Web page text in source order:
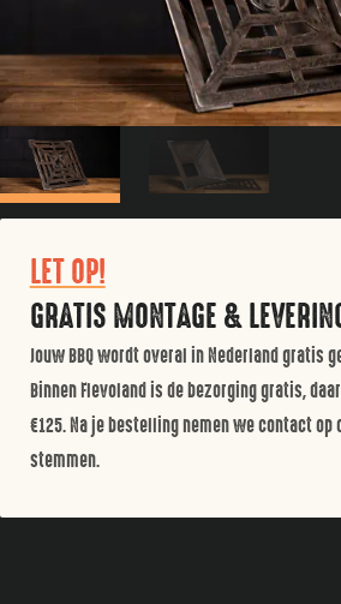
LET OP!
GRATIS MONTAGE &
Jouw BBQ wordt overal in Nederland gratis
Binnen Flevoland is de bezorging gratis,
€125. Na je bestelling nemen we contact op
stemmen.